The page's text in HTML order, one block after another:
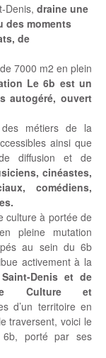
Denis, draine une
des moments
de
7000 m2 en plein
Le 6b est un
autogéré, ouvert
métiers de la
ainsi que
diffusion et de
cinéastes,
comédiens,
culture à portée de
pleine mutation
au sein du 6b
activement à la
Denis et de
Culture et
d’un territoire en
traversent, voici le
6b, porté par ses